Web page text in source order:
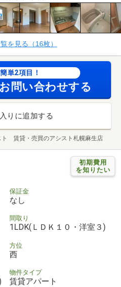
を見る（16枚）
単2項目！
問い合わせする
りに追加する
ト 賃貸・売買のアシスト札幌麻生店
初期費用
を知りたい
保証金
なし
間取り
1LDK(ＬＤＫ１０・洋室３)
方位
西
物件タイプ
賃貸アパート